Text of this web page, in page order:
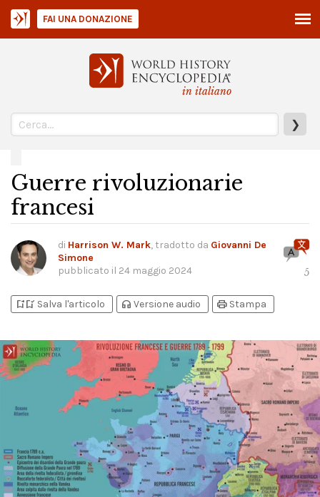
in italiano
❯
FAI UNA DONAZIONE
Guerre rivoluzionarie
francesi
di Harrison W. Mark, tradotto da Giovanni De
Simone
pubblicato il 24 maggio 2024 5
bookmark_addbookmark_added Salva l'articolo headphones Versione audio print Stampa